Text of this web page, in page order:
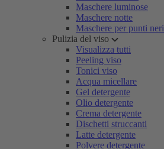
Maschere luminose
Maschere notte
Maschere per punti neri
Pulizia del viso
Visualizza tutti
Peeling viso
Tonici viso
Acqua micellare
Gel detergente
Olio detergente
Crema detergente
Dischetti struccanti
Latte detergente
Polvere detergente